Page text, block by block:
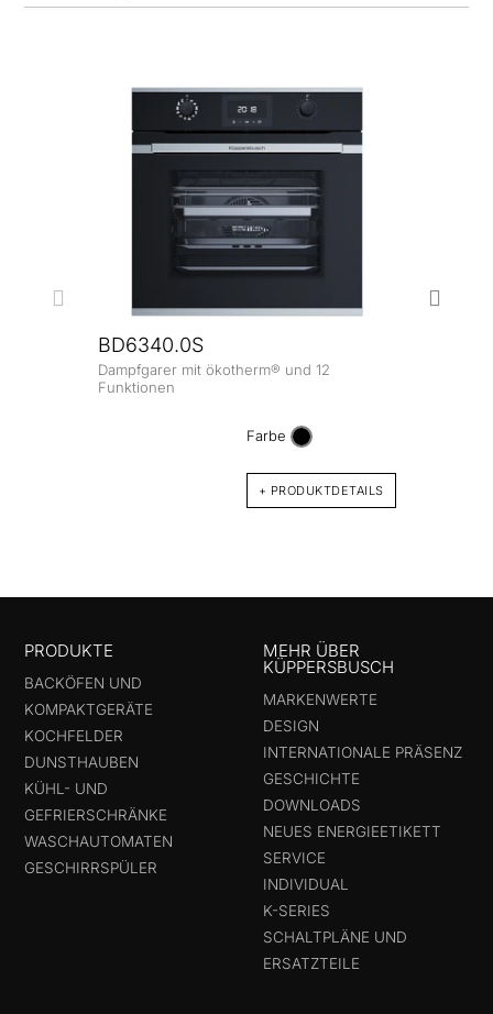
BD6340.0S
Dampfgarer mit ökotherm® und 12
Funktionen
Farbe
+ PRODUKTDETAILS
PRODUKTE
BACKÖFEN UND
KOMPAKTGERÄTE
KOCHFELDER
DUNSTHAUBEN
KÜHL- UND
GEFRIERSCHRÄNKE
WASCHAUTOMATEN
GESCHIRRSPÜLER
MEHR ÜBER
KÜPPERSBUSCH
MARKENWERTE
DESIGN
INTERNATIONALE PRÄSENZ
GESCHICHTE
DOWNLOADS
NEUES ENERGIEETIKETT
SERVICE
INDIVIDUAL
K-SERIES
SCHALTPLÄNE UND
ERSATZTEILE